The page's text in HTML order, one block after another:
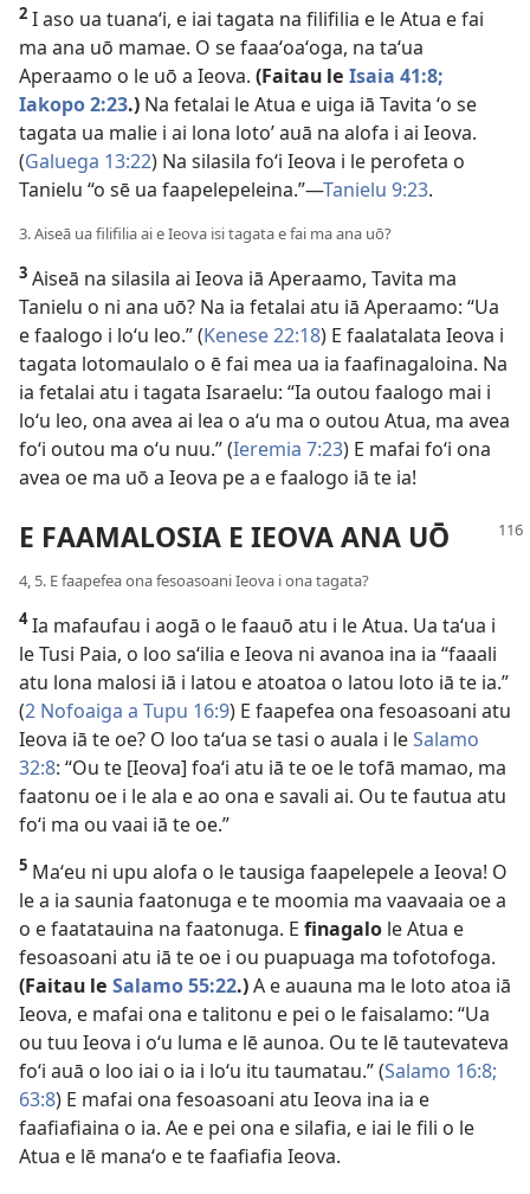
2 I aso ua tuanaʻi, e iai tagata na filifilia e le Atua e fai
ma ana uō mamae. O se faaaʻoaʻoga, na taʻua
Aperaamo o le uō a Ieova. (Faitau le Isaia 41:8;
Iakopo 2:23.) Na fetalai le Atua e uiga iā Tavita ʻo se
tagata ua malie i ai lona loto’ auā na alofa i ai Ieova.
(Galuega 13:22) Na silasila foʻi Ieova i le perofeta o
Tanielu “o sē ua faapelepeleina.”—Tanielu 9:23.
3. Aiseā ua filifilia ai e Ieova isi tagata e fai ma ana uō?
3 Aiseā na silasila ai Ieova iā Aperaamo, Tavita ma
Tanielu o ni ana uō? Na ia fetalai atu iā Aperaamo: “Ua
e faalogo i loʻu leo.” (Kenese 22:18) E faalatalata Ieova i
tagata lotomaulalo o ē fai mea ua ia faafinagaloina. Na
ia fetalai atu i tagata Isaraelu: “Ia outou faalogo mai i
loʻu leo, ona avea ai lea o aʻu ma o outou Atua, ma avea
foʻi outou ma oʻu nuu.” (Ieremia 7:23) E mafai foʻi ona
avea oe ma uō a Ieova pe a e faalogo iā te ia!
E FAAMALOSIA E IEOVA ANA UŌ
4, 5. E faapefea ona fesoasoani Ieova i ona tagata?
4Ia mafaufau i aogā o le faauō atu i le Atua. Ua taʻua i
le Tusi Paia, o loo saʻilia e Ieova ni avanoa ina ia “faaali
atu lona malosi iā i latou e atoatoa o latou loto iā te ia.”
(2 Nofoaiga a Tupu 16:9) E faapefea ona fesoasoani atu
Ieova iā te oe? O loo taʻua se tasi o auala i leSalamo
32:8: “Ou te [Ieova] foaʻi atu iā te oe le tofā mamao, ma
faatonu oe i le ala e ao ona e savali ai. Ou te fautua atu
foʻi ma ou vaai iā te oe.”
5 Maʻeu ni upu alofa o le tausiga faapelepele a Ieova! O
le a ia saunia faatonuga e te moomia ma vaavaaia oe a
o e faatatauina na faatonuga. E finagalo le Atua e
fesoasoani atu iā te oe i ou puapuaga ma tofotofoga.
(Faitau le Salamo 55:22.)A e auauna ma le loto atoa iā
Ieova, e mafai ona e talitonu e pei o le faisalamo: “Ua
ou tuu Ieova i oʻu luma e lē aunoa. Ou te lē tautevateva
foʻi auā o loo iai o ia i loʻu itu taumatau.” (Salamo 16:8;
63:8) E mafai ona fesoasoani atu Ieova ina ia e
faafiafiaina o ia. Ae e pei ona e silafia, e iai le fili o le
Atua e lē manaʻo e te faafiafia Ieova.